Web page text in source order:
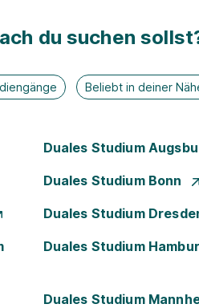
du suchen
Beliebt in deiner
Duales Studium
Duales Studium Bonn
Duales Studium
Duales Studium
Duales Studium